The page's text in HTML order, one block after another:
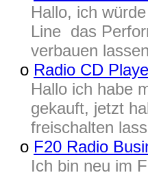
Hallo, ich
Line das
verbauen
o Radio CD
Hallo ich habe
gekauft, jetzt
freischalten
o F20 Radio
Ich bin neu im